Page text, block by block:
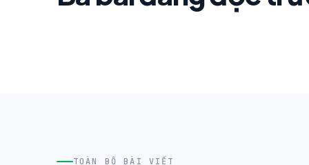
TOÀN BỘ BÀI VIẾT